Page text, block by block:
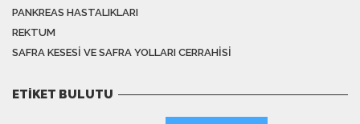
PANKREAS HASTALIKLARI
REKTUM
SAFRA KESESI VE SAFRA YOLLARI CERRAHISI
ETIKET BULUTU